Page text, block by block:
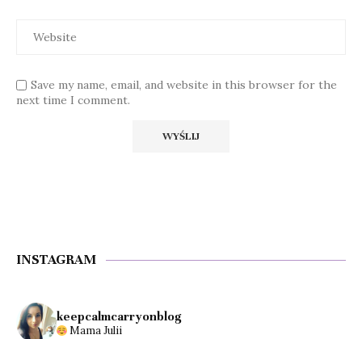
Save my name, email, and website in this browser for the
next time I comment.
INSTAGRAM
keepcalmcarryonblog
Mama Julii